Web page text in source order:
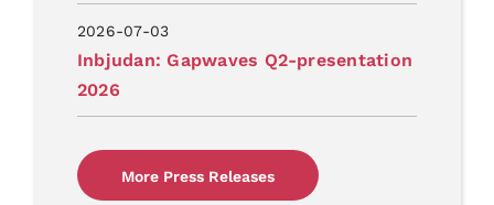
2026-07-03
Inbjudan: Gapwaves Q2-presentation
2026
More Press Releases